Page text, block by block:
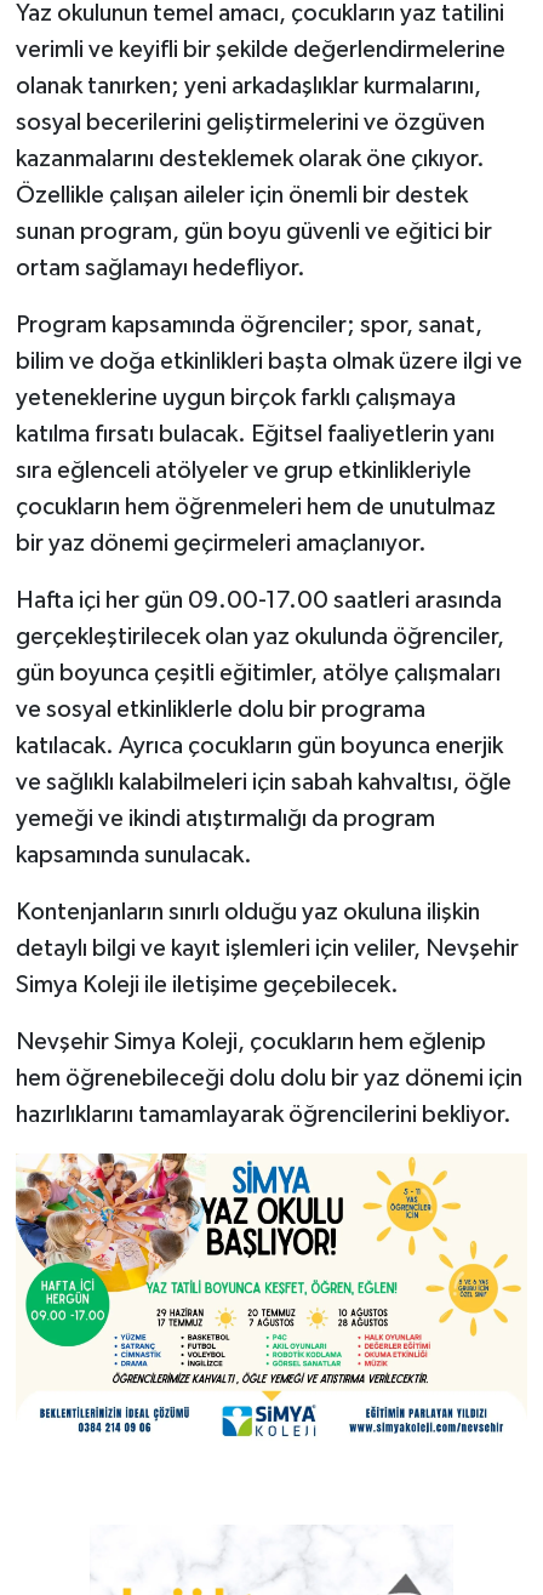
Yaz okulunun temel amacı, çocukların yaz tatilini
verimli ve keyifli bir şekilde değerlendirmelerine
olanak tanırken; yeni arkadaşlıklar kurmalarını,
sosyal becerilerini geliştirmelerini ve özgüven
kazanmalarını desteklemek olarak öne çıkıyor.
Özellikle çalışan aileler için önemli bir destek
sunan program, gün boyu güvenli ve eğitici bir
ortam sağlamayı hedefliyor.
Program kapsamında öğrenciler; spor, sanat,
bilim ve doğa etkinlikleri başta olmak üzere ilgi ve
yeteneklerine uygun birçok farklı çalışmaya
katılma fırsatı bulacak. Eğitsel faaliyetlerin yanı
sıra eğlenceli atölyeler ve grup etkinlikleriyle
çocukların hem öğrenmeleri hem de unutulmaz
bir yaz dönemi geçirmeleri amaçlanıyor.
Hafta içi her gün 09.00-17.00 saatleri arasında
gerçekleştirilecek olan yaz okulunda öğrenciler,
gün boyunca çeşitli eğitimler, atölye çalışmaları
ve sosyal etkinliklerle dolu bir programa
katılacak. Ayrıca çocukların gün boyunca enerjik
ve sağlıklı kalabilmeleri için sabah kahvaltısı, öğle
yemeği ve ikindi atıştırmalığı da program
kapsamında sunulacak.
Kontenjanların sınırlı olduğu yaz okuluna ilişkin
detaylı bilgi ve kayıt işlemleri için veliler, Nevşehir
Simya Koleji ile iletişime geçebilecek.
Nevşehir Simya Koleji, çocukların hem eğlenip
hem öğrenebileceği dolu dolu bir yaz dönemi için
hazırlıklarını tamamlayarak öğrencilerini bekliyor.